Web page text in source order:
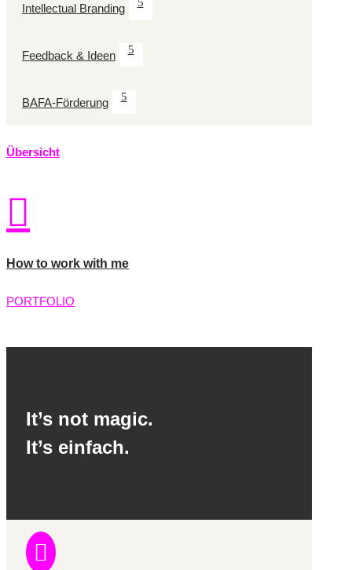
Intellectual Branding
Feedback & Ideen
BAFA-Förderung
Übersicht

How to work with me
PORTFOLIO
It’s not magic.
It’s einfach.
